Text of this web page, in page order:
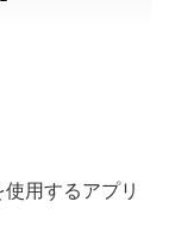
用するアプリ